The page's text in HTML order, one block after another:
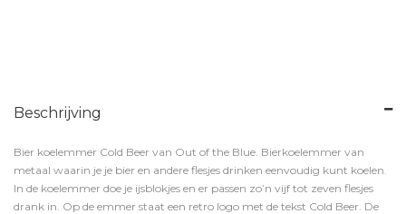
Beschrijving
Bier koelemmer Cold Beer van Out of the Blue. Bierkoelemmer van
metaal waarin je je bier en andere flesjes drinken eenvoudig kunt koelen.
In de koelemmer doe je ijsblokjes en er passen zo’n vijf tot zeven flesjes
drank in. Op de emmer staat een retro logo met de tekst Cold Beer. De